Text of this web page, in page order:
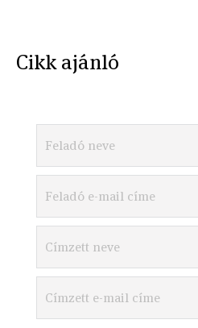
Cikk ajánló